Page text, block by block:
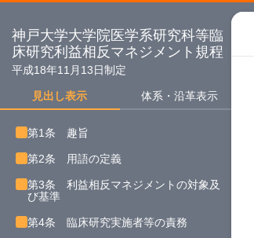
神戸大学大学院医学系研究科等臨
床研究利益相反マネジメント規程
平成18年11月13日制定
見出し表示 体系・沿革表示
第1条 趣旨
第2条 用語の定義
第3条 利益相反マネジメントの対象及
び基準
第4条 臨床研究実施者等の責務